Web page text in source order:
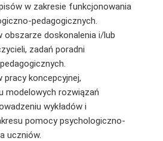
w zakresie funkcjonowania
pedagogicznych.
obszarze doskonalenia i/lub
zadań poradni
pracy koncepcyjnej,
modelowych rozwiązań
wykładów i
pomocy psychologiczno-
uczniów.